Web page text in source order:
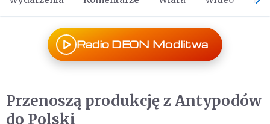
Radio DEON Modlitwa
Przenoszą produkcję z Antypodów
do Polski